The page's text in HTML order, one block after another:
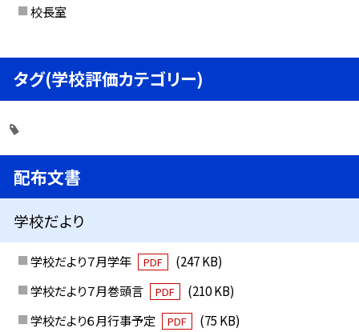
校長室
タグ(学校評価カテゴリー)
配布文書
学校だより
学校だより７月学年 PDF
(247 KB)
学校だより７月巻頭言
PDF
(210 KB)
学校だより６月行事予定
PDF
(75 KB)